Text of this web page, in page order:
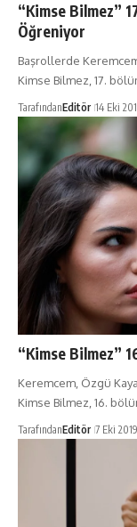
“Kimse Bilmez”
Öğreniyor
Başrollerde
Kimse Bilmez, 17.
TarafındanEditör 14 Eki
“Kimse Bilmez”
Keremcem, Özgü
Kimse Bilmez, 16.
TarafındanEditör 7 Eki 2019